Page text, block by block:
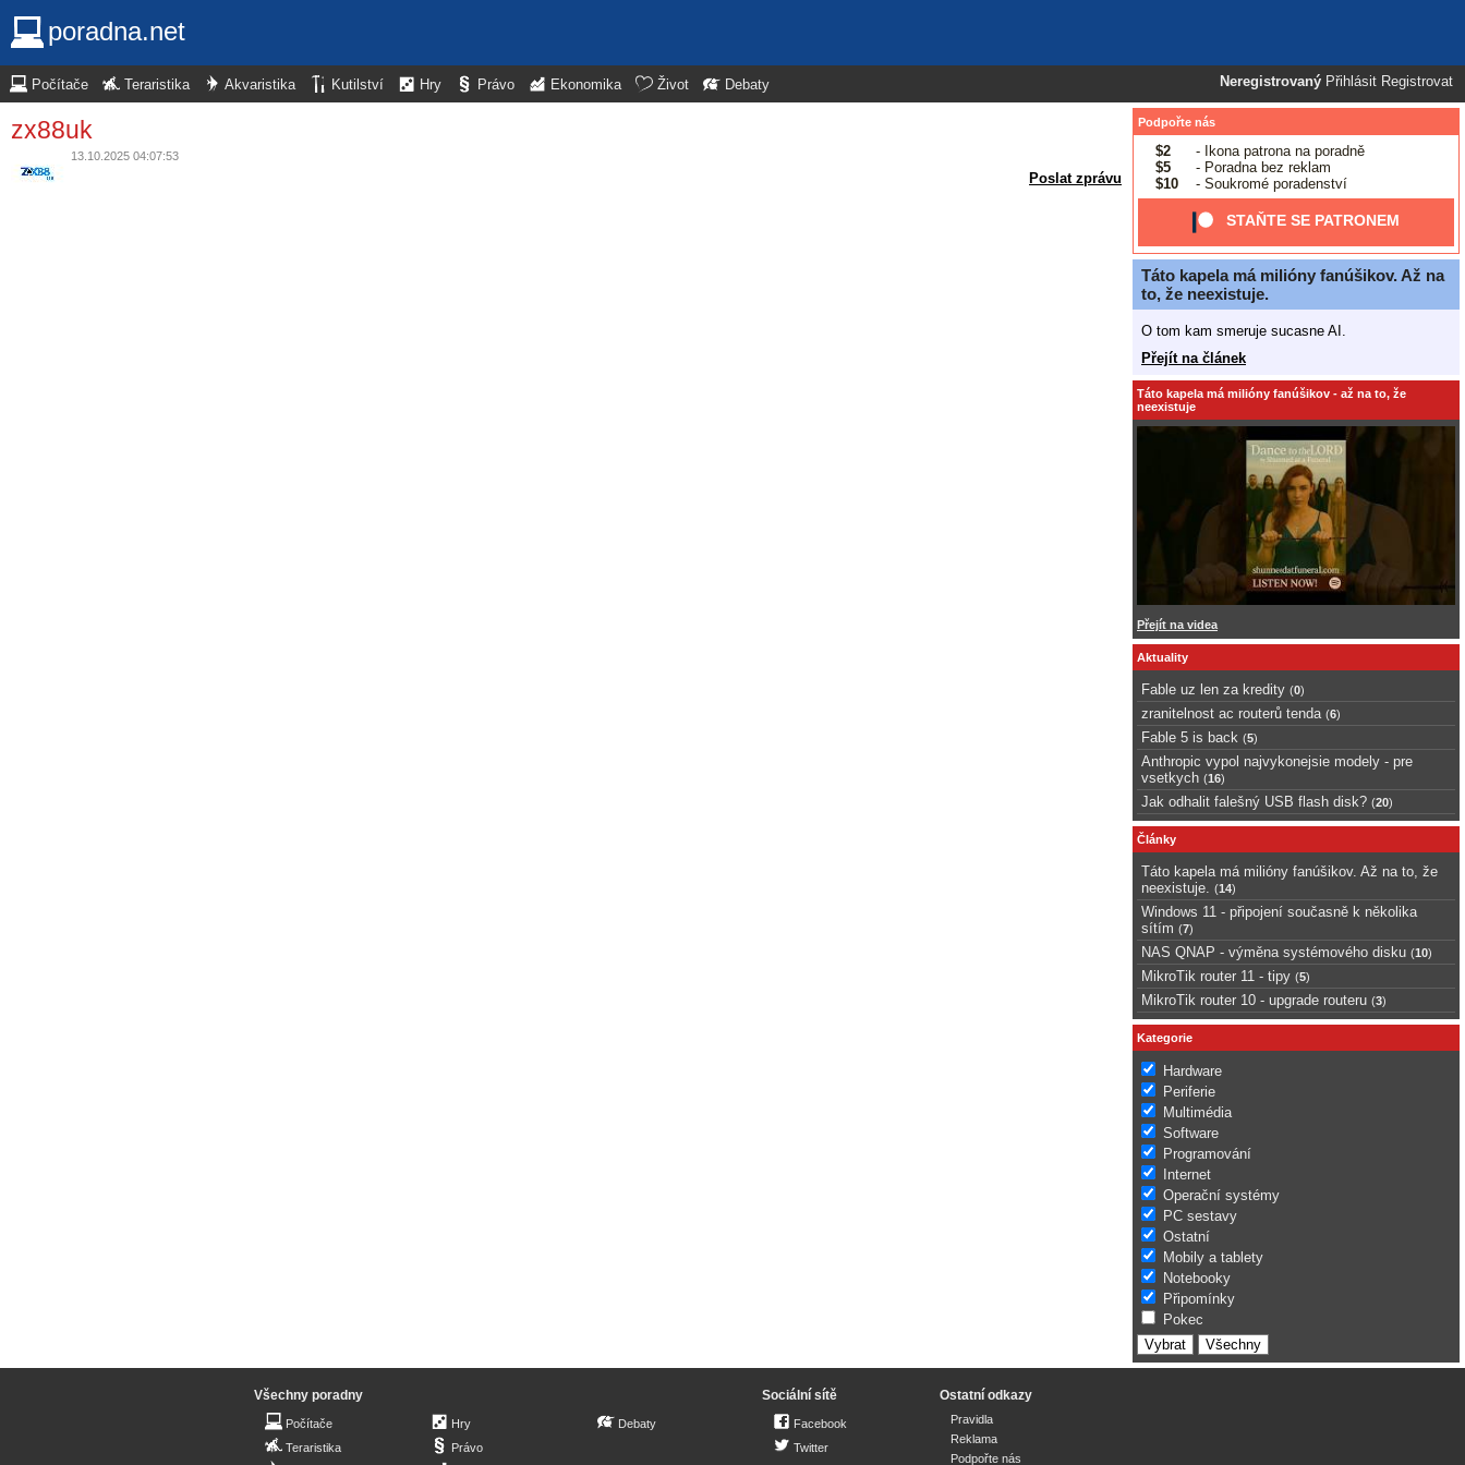
poradna.net
Neregistrovaný Přihlásit Registrovat
Počítače Teraristika Akvaristika Kutilství Hry Právo Ekonomika Život Debaty
zx88uk
13.10.2025 04:07:53
Poslat zprávu
Podpořte nás
$2
- Ikona patrona na poradně
$5
- Poradna bez reklam
$10
- Soukromé poradenství
STAŇTE SE PATRONEM
Táto kapela má milióny fanúšikov. Až na
to, že neexistuje.
O tom kam smeruje sucasne AI.
Přejít na článek
Táto kapela má milióny fanúšikov - až na to, že
neexistuje
Přejít na videa
Aktuality
Fable uz len za kredity (0)
zranitelnost ac routerů tenda (6)
Fable 5 is back (5)
Anthropic vypol najvykonejsie modely - pre
vsetkych (16)
Jak odhalit falešný USB flash disk? (20)
Články
Táto kapela má milióny fanúšikov. Až na to, že
neexistuje.
(14)
Windows 11 - připojení současně k několika
sítím (7)
NAS QNAP - výměna systémového disku (10)
MikroTik router 11 - tipy (5)
MikroTik router 10 - upgrade routeru (3)
Kategorie
Hardware
Periferie
Multimédia
Software
Programování
Internet
Operační systémy
PC sestavy
Ostatní
Mobily a tablety
Notebooky
Připomínky
Pokec
Všechny poradny
Počítače
Teraristika
Hry
Právo
Debaty
Sociální sítě
Facebook
Twitter
Ostatní odkazy
Pravidla
Reklama
Podpořte nás